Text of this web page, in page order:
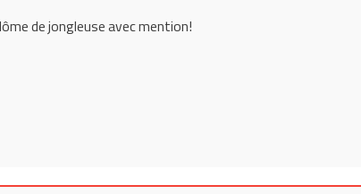
de jongleuse avec mention!